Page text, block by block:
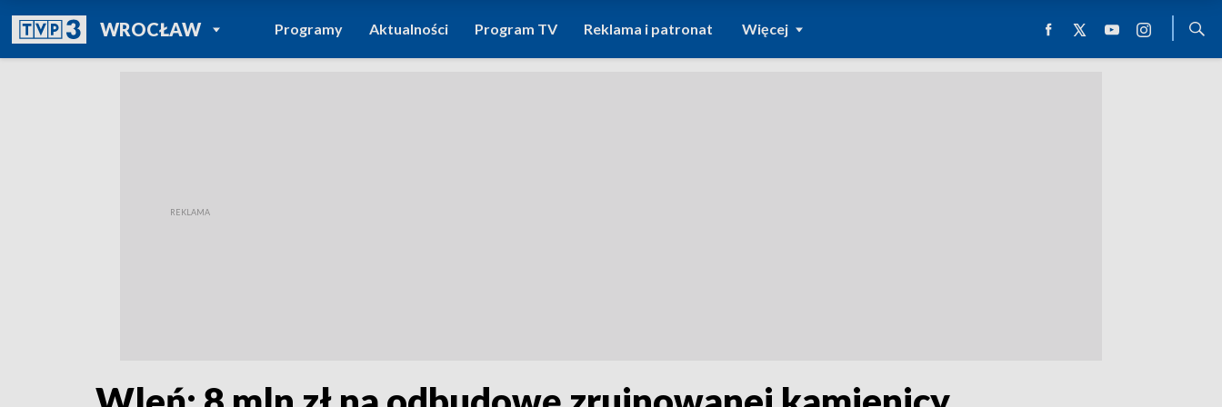
WROCŁAWPOWRÓT DO
TVP REGIONY
Programy Aktualności Program TV Reklama i patronat Więcej